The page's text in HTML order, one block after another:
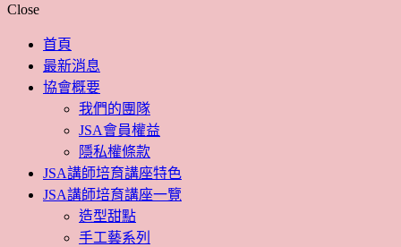
CloseSkip
content
首頁
最新消息
協會概要
我們的團隊
JSA會員權益
隱私權條款
JSA講師培育講座特色
JSA講師培育講座一覽
造型甜點
手工藝系列